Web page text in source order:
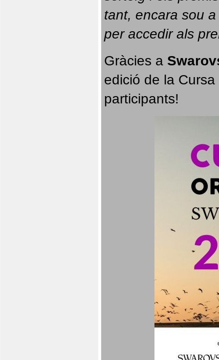
tant, encara sou
per accedir als
Gràcies a
edició de la
participants!